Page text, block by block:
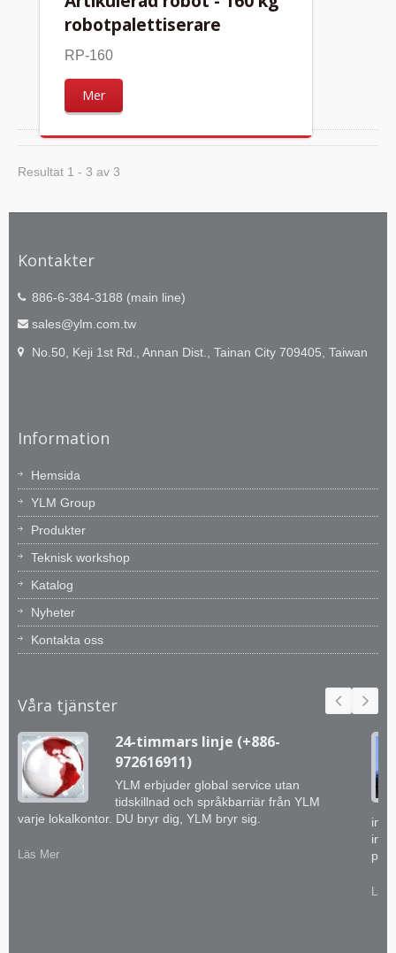
robotpalettiserare
RP-160
Mer
Resultat 1 - 3 av 3
Kontakter
886-6-384-3188 (main line)
sales@ylm.com.tw
No.50, Keji 1st Rd., Annan Dist., Tainan City 709405, Taiwan
Information
Hemsida
YLM Group
Produkter
Teknisk workshop
Katalog
Nyheter
Kontakta oss
Våra tjänster
24-timmars linje (+886-
972616911)
YLM erbjuder global service utan
tidskillnad och språkbarriär från YLM
varje lokalkontor. DU bryr dig, YLM bryr sig.
Läs Mer
Läs